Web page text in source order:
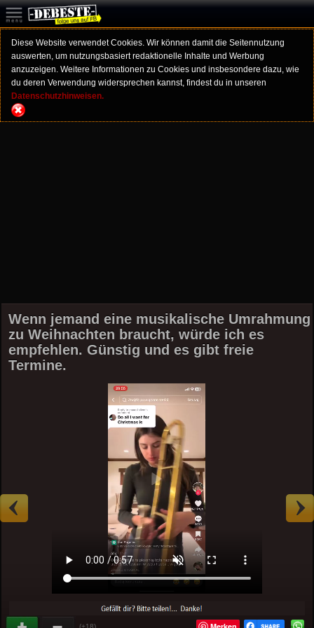
Diese Website verwendet Cookies. Wir können damit die Seitennutzung
auswerten, um nutzungsbasiert redaktionelle Inhalte und Werbung
anzuzeigen. Weitere Informationen zu Cookies und insbesondere dazu, wie
du deren Verwendung widersprechen kannst, findest du in unseren
Datenschutzhinweisen.
Wenn jemand eine musikalische Umrahmung
zu Weihnachten braucht, würde ich es
empfehlen. Günstig und es gibt freie
Termine.
(+18)